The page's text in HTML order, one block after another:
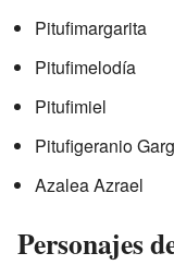
Pitufimargarita
Pitufimelodía
Pitufimiel
Pitufigeranio
Azalea Azrael
Personajes